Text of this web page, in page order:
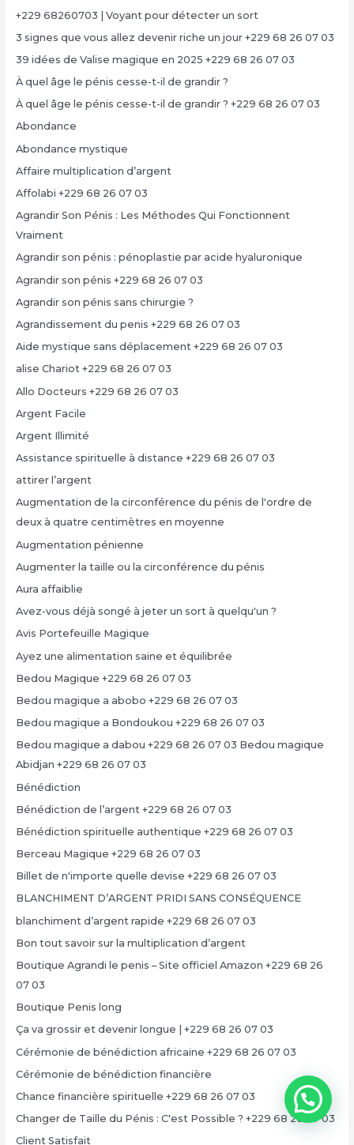
+229 68260703 | Voyant pour détecter un sort
3 signes que vous allez devenir riche un jour +229 68 26 07 03
39 idées de Valise magique en 2025 +229 68 26 07 03
À quel âge le pénis cesse-t-il de grandir ?
À quel âge le pénis cesse-t-il de grandir ? +229 68 26 07 03
Abondance
Abondance mystique
Affaire multiplication d’argent
Affolabi +229 68 26 07 03
Agrandir Son Pénis : Les Méthodes Qui Fonctionnent
Vraiment
Agrandir son pénis : pénoplastie par acide hyaluronique
Agrandir son pénis +229 68 26 07 03
Agrandir son pénis sans chirurgie ?
Agrandissement du penis +229 68 26 07 03
Aide mystique sans déplacement +229 68 26 07 03
alise Chariot +229 68 26 07 03
Allo Docteurs +229 68 26 07 03
Argent Facile
Argent Illimité
Assistance spirituelle à distance +229 68 26 07 03
attirer l’argent
Augmentation de la circonférence du pénis de l'ordre de
deux à quatre centimètres en moyenne
Augmentation pénienne
Augmenter la taille ou la circonférence du pénis
Aura affaiblie
Avez-vous déjà songé à jeter un sort à quelqu'un ?
Avis Portefeuille Magique
Ayez une alimentation saine et équilibrée
Bedou Magique +229 68 26 07 03
Bedou magique a abobo +229 68 26 07 03
Bedou magique a Bondoukou +229 68 26 07 03
Bedou magique a dabou +229 68 26 07 03 Bedou magique
Abidjan +229 68 26 07 03
Bénédiction
Bénédiction de l’argent +229 68 26 07 03
Bénédiction spirituelle authentique +229 68 26 07 03
Berceau Magique +229 68 26 07 03
Billet de n'importe quelle devise +229 68 26 07 03
BLANCHIMENT D’ARGENT PRIDI SANS CONSÉQUENCE
blanchiment d’argent rapide +229 68 26 07 03
Bon tout savoir sur la multiplication d’argent
Boutique Agrandi le penis – Site officiel Amazon +229 68 26
07 03
Boutique Penis long
Ça va grossir et devenir longue | +229 68 26 07 03
Cérémonie de bénédiction africaine +229 68 26 07 03
Cérémonie de bénédiction financière
Chance financière spirituelle +229 68 26 07 03
Changer de Taille du Pénis : C'est Possible ? +229 68 26 07 03
Client Satisfait